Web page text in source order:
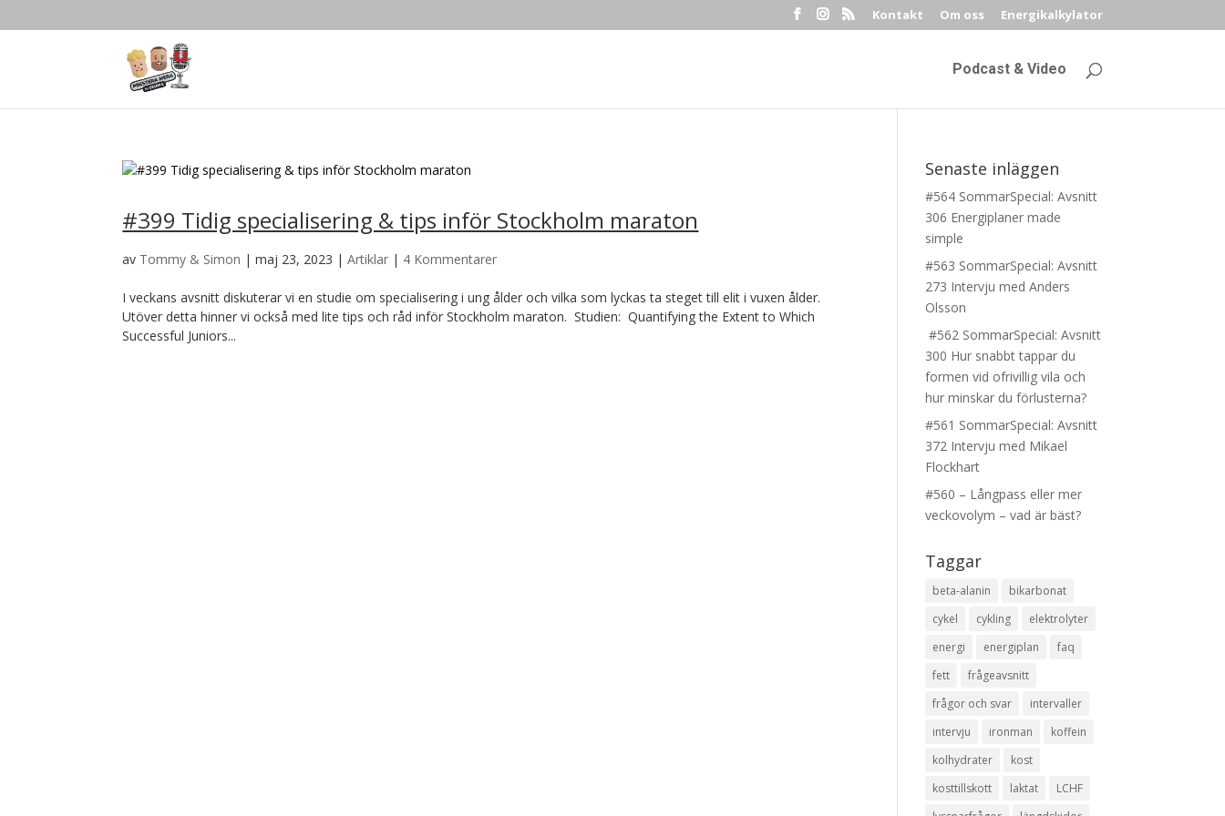
Kontakt Om oss Energikalkylator
Podcast & Video
#399 Tidig specialisering & tips inför Stockholm maraton
av Tommy & Simon |maj 23, 2023 |Artiklar | 4 Kommentarer
I veckans avsnitt diskuterar vi en studie om specialisering i ung ålder och vilka som lyckas ta steget till elit i vuxen ålder.
Utöver detta hinner vi också med lite tips och råd inför Stockholm maraton. Studien: Quantifying the Extent to Which
Successful Juniors...
Senaste inläggen
#564 SommarSpecial: Avsnitt
306 Energiplaner made
simple
#563 SommarSpecial: Avsnitt
273 Intervju med Anders
Olsson
#562 SommarSpecial: Avsnitt
300 Hur snabbt tappar du
formen vid ofrivillig vila och
hur minskar du förlusterna?
#561 SommarSpecial: Avsnitt
372 Intervju med Mikael
Flockhart
#560 – Långpass eller mer
veckovolym – vad är bäst?
Taggar
beta-alanin
bikarbonat
cykel
cykling
elektrolyter
energi
energiplan
faq
fett
frågeavsnitt
frågor och svar
intervaller
intervju
ironman
koffein
kolhydrater
kost
kosttillskott
laktat
LCHF